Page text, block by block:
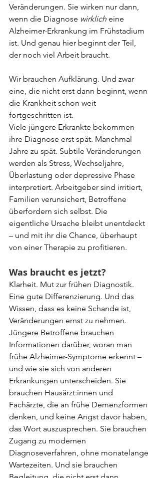
Veränderungen. Sie wirken nur dann,
wenn die Diagnose wirklich eine
Alzheimer-Erkrankung im Frühstadium
ist. Und genau hier beginnt der Teil,
der noch viel Arbeit braucht.
Wir brauchen Aufklärung. Und zwar
eine, die nicht erst dann beginnt, wenn
die Krankheit schon weit
fortgeschritten ist.
Viele jüngere Erkrankte bekommen
ihre Diagnose erst spät. Manchmal
Jahre zu spät. Subtile Veränderungen
werden als Stress, Wechseljahre,
Überlastung oder depressive Phase
interpretiert. Arbeitgeber sind irritiert,
Familien verunsichert, Betroffene
überfordern sich selbst. Die
eigentliche Ursache bleibt unentdeckt
– und mit ihr die Chance, überhaupt
von einer Therapie zu profitieren.
Was braucht es jetzt?
Klarheit. Mut zur frühen Diagnostik.
Eine gute Differenzierung. Und das
Wissen, dass es keine Schande ist,
Veränderungen ernst zu nehmen.
Jüngere Betroffene brauchen
Informationen darüber, woran man
frühe Alzheimer-Symptome erkennt –
und wie sie sich von anderen
Erkrankungen unterscheiden. Sie
brauchen Hausärzt:innen und
Fachärzte, die an frühe Demenzformen
denken, und keine Angst davor haben,
das Wort auszusprechen. Sie brauchen
Zugang zu modernen
Diagnoseverfahren, ohne monatelange
Wartezeiten. Und sie brauchen